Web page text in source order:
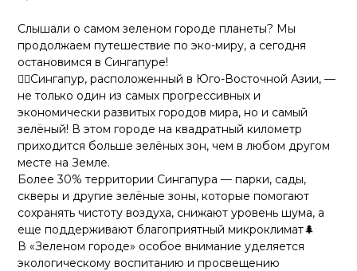
Слышали о самом зеленом городе планеты? Мы
продолжаем путешествие по эко-миру, а сегодня
остановимся в Сингапуре!
✍🏻Сингапур, расположенный в Юго-Восточной Азии, —
не только один из самых прогрессивных и
экономически развитых городов мира, но и самый
зелёный! В этом городе на квадратный километр
приходится больше зелёных зон, чем в любом другом
месте на Земле.
Более 30% территории Сингапура — парки, сады,
скверы и другие зелёные зоны, которые помогают
сохранять чистоту воздуха, снижают уровень шума, а
еще поддерживают благоприятный микроклимат🌲
В «Зеленом городе» особое внимание уделяется
экологическому воспитанию и просвещению